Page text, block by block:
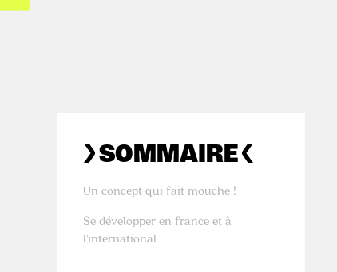
SOMMAIRE
Un concept qui fait mouche !
Se développer en france et à
l'international